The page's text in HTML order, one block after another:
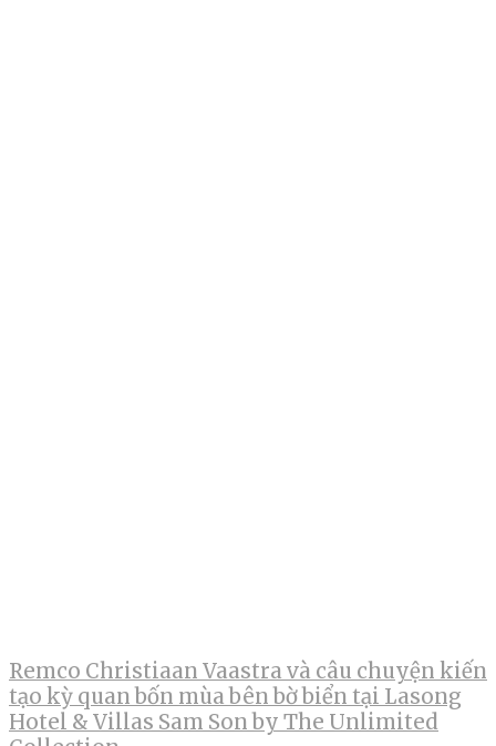
Remco Christiaan Vaastra và câu chuyện kiến
tạo kỳ quan bốn mùa bên bờ biển tại Lasong
Hotel & Villas Sam Son by The Unlimited